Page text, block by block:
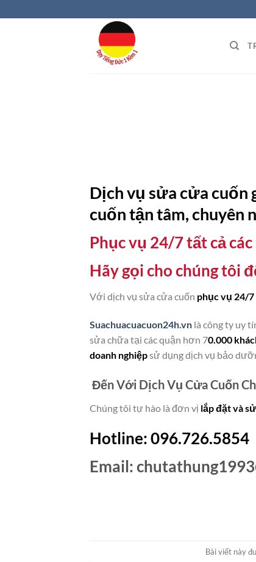
qua
Dịch vụ sửa cửa cuốn
cuốn tận tâm, chuyên
Phục vụ 24/7 tất cả
Hãy gọi cho chúng tôi
Với dịch vụ sửa cửa cuốn phục vụ 24/7
Suachuacuacuon24h.vn là công ty uy
sửa chữa tại các quận hơn 70.000
doanh nghiệpsử dụng dịch vụ bảo
Đến Với Dịch Vụ Cửa Cuốn
Chúng tôi tự hào là đơn vị lắp đặt và
Hotline: 096.726.5854
Email:
Bài viết này